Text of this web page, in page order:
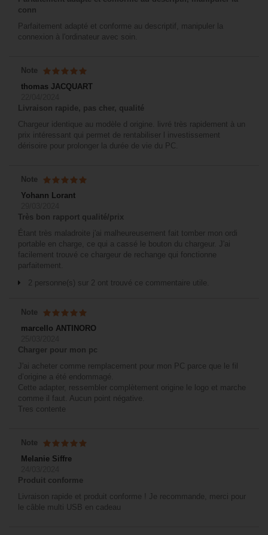
conn
Parfaitement adapté et conforme au descriptif, manipuler la
connexion à l'ordinateur avec soin.
Note
thomas JACQUART
Livraison rapide, pas cher, qualité
Chargeur identique au modèle d origine. livré très rapidement à un
prix intéressant qui permet de rentabiliser l investissement
dérisoire pour prolonger la durée de vie du PC.
Note
Yohann Lorant
Très bon rapport qualité/prix
Étant très maladroite j'ai malheureusement fait tomber mon ordi
portable en charge, ce qui a cassé le bouton du chargeur. J'ai
facilement trouvé ce chargeur de rechange qui fonctionne
parfaitement.
2 personne(s) sur 2 ont trouvé ce commentaire utile.
Note
marcello ANTINORO
Charger pour mon pc
J'ai acheter comme remplacement pour mon PC parce que le fil
d’origine a été endommagé.
Cette adapter, ressembler complètement origine le logo et marche
comme il faut. Aucun point négative.
Tres contente
Note
Melanie Siffre
Produit conforme
Livraison rapide et produit conforme ! Je recommande, merci pour
le câble multi USB en cadeau